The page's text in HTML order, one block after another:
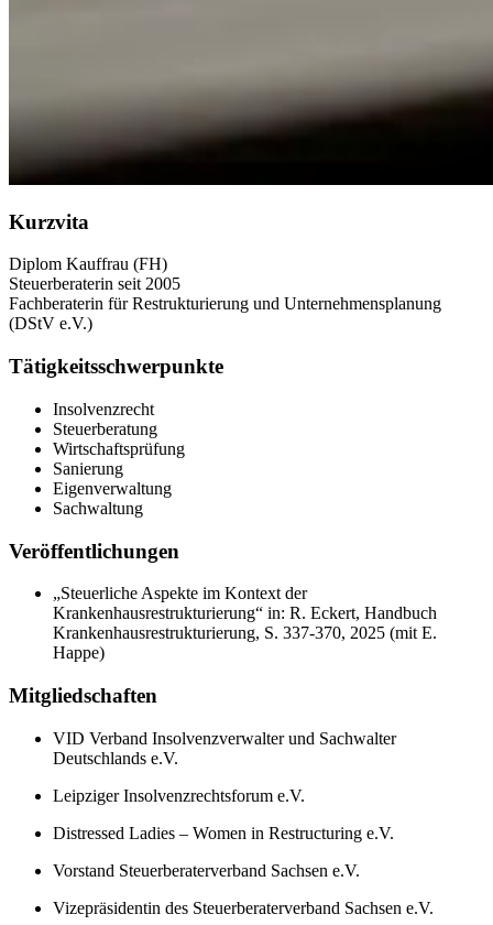
Kurzvita
Diplom Kauffrau (FH)
Steuerberaterin seit 2005
Fachberaterin für Restrukturierung und Unternehmensplanung
(DStV e.V.)
Tätigkeitsschwerpunkte
Insolvenzrecht
Steuerberatung
Wirtschaftsprüfung
Sanierung
Eigenverwaltung
Sachwaltung
Veröffentlichungen
„Steuerliche Aspekte im Kontext der
Krankenhausrestrukturierung“ in: R. Eckert, Handbuch
Krankenhausrestrukturierung, S. 337-370, 2025 (mit E.
Happe)
Mitgliedschaften
VID Verband Insolvenzverwalter und Sachwalter
Deutschlands e.V.
Leipziger Insolvenzrechtsforum e.V.
Distressed Ladies – Women in Restructuring e.V.
Vorstand Steuerberaterverband Sachsen e.V.
Vizepräsidentin des Steuerberaterverband Sachsen e.V.